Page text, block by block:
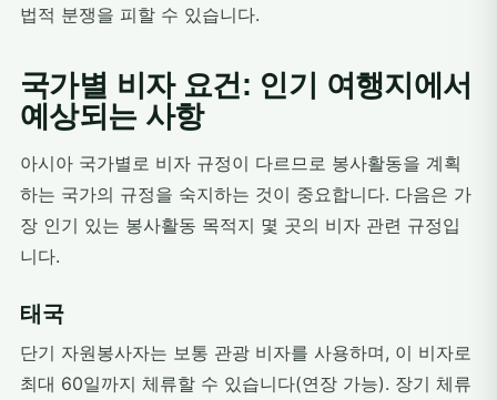
법적 분쟁을 피할 수 있습니다.
국가별 비자 요건: 인기 여행지에서
예상되는 사항
아시아 국가별로 비자 규정이 다르므로 봉사활동을 계획
하는 국가의 규정을 숙지하는 것이 중요합니다. 다음은 가
장 인기 있는 봉사활동 목적지 몇 곳의 비자 관련 규정입
니다.
태국
단기 자원봉사자는 보통 관광 비자를 사용하며, 이 비자로
최대 60일까지 체류할 수 있습니다(연장 가능). 장기 체류